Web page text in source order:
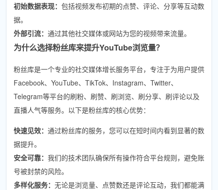
初始数据表现： 包括视频发布初期的点赞、评论、分享等互动数
据。
外部引流： 通过其他社交媒体或网站为您的视频带来流量。
为什么选择粉丝库来提升YouTube浏览量？
粉丝库是一个专业的社交媒体增长服务平台，专注于为用户提供
Facebook、YouTube、TikTok、Instagram、Twitter、
Telegram等平台的刷粉、刷赞、刷浏览、刷分享、刷评论以及
直播人气等服务。以下是粉丝库的核心优势：
快速见效： 通过粉丝库的服务，您可以在短时间内看到显著的数
据提升。
安全可靠： 我们的技术团队确保所有操作符合平台规则，避免账
号被封禁的风险。
多样化服务： 无论是浏览量、点赞数还是评论互动，我们都能满